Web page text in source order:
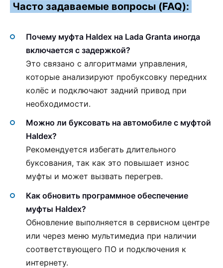
Часто задаваемые вопросы (FAQ):
Почему муфта Haldex на Lada Granta иногда
включается с задержкой?
Это связано с алгоритмами управления,
которые анализируют пробуксовку передних
колёс и подключают задний привод при
необходимости.
Можно ли буксовать на автомобиле с муфтой
Haldex?
Рекомендуется избегать длительного
буксования, так как это повышает износ
муфты и может вызвать перегрев.
Как обновить программное обеспечение
муфты Haldex?
Обновление выполняется в сервисном центре
или через меню мультимедиа при наличии
соответствующего ПО и подключения к
интернету.